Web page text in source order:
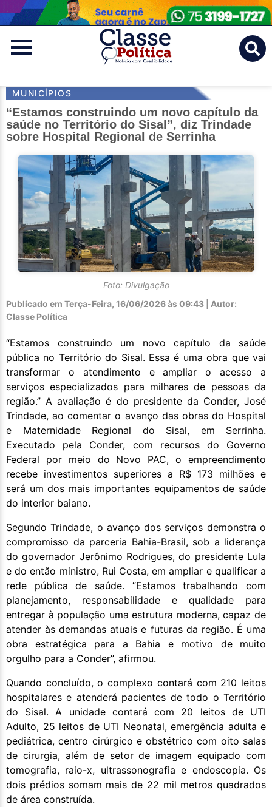
Classe
Politica
MUNICÍPIOS
“Estamos construindo um novo capítulo da
saúde no Território do Sisal”, diz Trindade
sobre Hospital Regional de Serrinha
Foto: Divulgação
Publicado em Terça-Feira, 16/06/2026 às 09:43 | Autor:
Classe Política
“Estamos construindo um novo capítulo da saúde
pública no Território do Sisal. Essa é uma obra que vai
transformar o atendimento e ampliar o acesso a
serviços especializados para milhares de pessoas da
região.” A avaliação é do presidente da Conder, José
Trindade, ao comentar o avanço das obras do Hospital
e Maternidade Regional do Sisal, em Serrinha.
Executado pela Conder, com recursos do Governo
Federal por meio do Novo PAC, o empreendimento
recebe investimentos superiores a R$ 173 milhões e
será um dos mais importantes equipamentos de saúde
do interior baiano.
Segundo Trindade, o avanço dos serviços demonstra o
compromisso da parceria Bahia-Brasil, sob a liderança
do governador Jerônimo Rodrigues, do presidente Lula
e do então ministro, Rui Costa, em ampliar e qualificar a
rede pública de saúde. “Estamos trabalhando com
planejamento, responsabilidade e qualidade para
entregar à população uma estrutura moderna, capaz de
atender às demandas atuais e futuras da região. É uma
obra estratégica para a Bahia e motivo de muito
orgulho para a Conder”, afirmou.
Quando concluído, o complexo contará com 210 leitos
hospitalares e atenderá pacientes de todo o Território
do Sisal. A unidade contará com 20 leitos de UTI
Adulto, 25 leitos de UTI Neonatal, emergência adulta e
pediátrica, centro cirúrgico e obstétrico com oito salas
de cirurgia, além de setor de imagem equipado com
tomografia, raio-x, ultrassonografia e endoscopia. Os
dois prédios somam mais de 22 mil metros quadrados
de área construída.